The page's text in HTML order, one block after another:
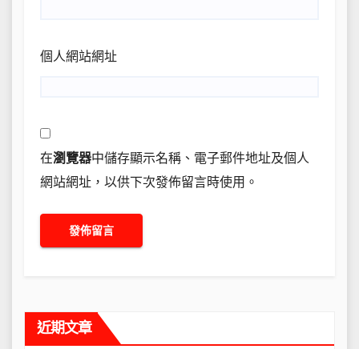
個人網站網址
在瀏覽器中儲存顯示名稱、電子郵件地址及個人
網站網址，以供下次發佈留言時使用。
近期文章